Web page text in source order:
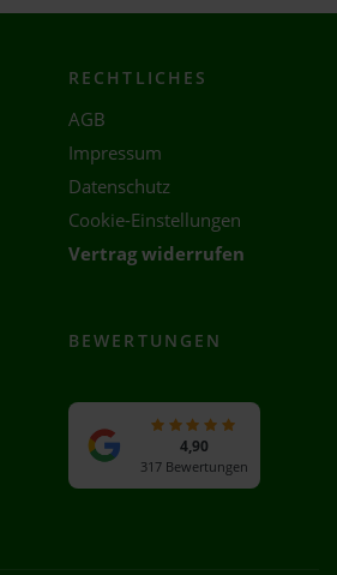
RECHTLICHES
AGB
Impressum
Datenschutz
Cookie-Einstellungen
Vertrag widerrufen
BEWERTUNGEN
4,90
317 Bewertungen